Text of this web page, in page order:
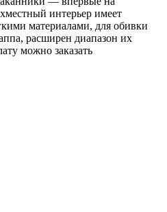
интерьер имеет
материалами, для обивки
расширен диапазон их
можно заказать